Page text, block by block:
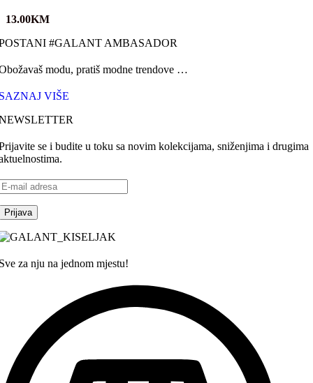
13.00KM
#GALANT AMBASADOR
modu, pratiš modne trendove …
VIŠE
se i budite u toku sa novim kolekcijama, sniženjima i drugima
za nju na jednom mjestu!